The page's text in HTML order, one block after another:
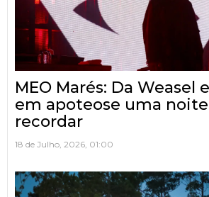
MEO Marés: Da Weasel
em apoteose uma
recordar
18 de Julho, 2026, 01:00